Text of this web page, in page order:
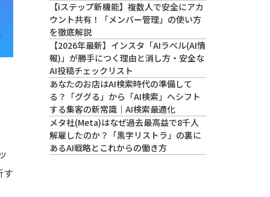
す
【iステップ新機能】複数人で安全にアカ
ウント共有！「メンバー管理」の使い方
を徹底解説
【2026年最新】インスタ「AIラベル(AI情
報)」が勝手につく理由と消し方・安全な
AI投稿チェックリスト
あなたのお店はAI検索時代の準備して
る？「ググる」から「AI検索」へシフト
する集客の新常識｜AI検索最適化
メタ社(Meta)はなぜ過去最高益で8千人
解雇したのか？「黒字リストラ」の裏に
あるAI戦略とこれからの働き方